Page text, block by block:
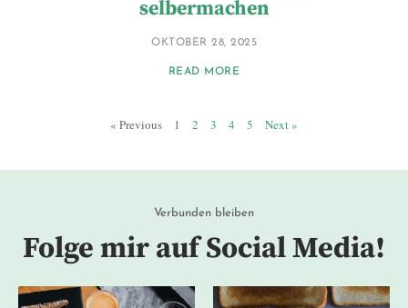
selbermachen
OKTOBER 28, 2025
READ MORE
« Previous 1 2 3 4 5 Next »
Verbunden bleiben
Folge mir auf Social Media!